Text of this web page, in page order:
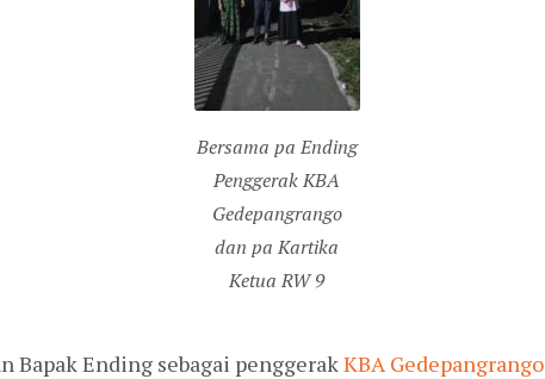
Bersama pa Ending
Penggerak KBA
Gedepangrango
dan pa Kartika
Ketua RW 9
Bapak Ending sebagai penggerakKBA Gedepangrango